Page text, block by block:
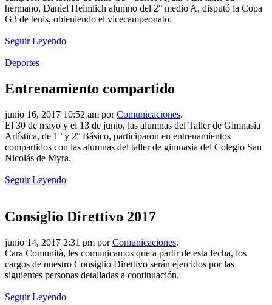
hermano, Daniel Heimlich alumno del 2° medio A, disputó la Copa
G3 de tenis, obteniendo el vicecampeonato.
Seguir Leyendo
Deportes
Entrenamiento compartido
junio 16, 2017 10:52 am porComunicaciones.
El 30 de mayo y el 13 de junio, las alumnas del Taller de Gimnasia
Artística, de 1° y 2° Básico, participaron en entrenamientos
compartidos con las alumnas del taller de gimnasia del Colegio San
Nicolás de Myra.
Seguir Leyendo
Consiglio Direttivo 2017
junio 14, 2017 2:31 pm porComunicaciones.
Cara Comunità, les comunicamos que a partir de esta fecha, los
cargos de nuestro Consiglio Direttivo serán ejercidos por las
siguientes personas detalladas a continuación.
Seguir Leyendo